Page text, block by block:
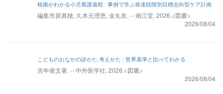
根拠がわかる小児看護過程 : 事例で学ぶ発達段階別目標志向型ケア計画
編集市原真穂, 久木元理恵, 金丸友. -- 南江堂, 2026.<図書>
2026/08/04
こどものおなかの診かた,考えかた : 世界基準と比べてわかる
吉年俊文著. -- 中外医学社, 2026.<図書>
2026/08/04